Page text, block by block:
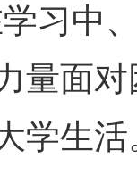
习中
量面
学生活